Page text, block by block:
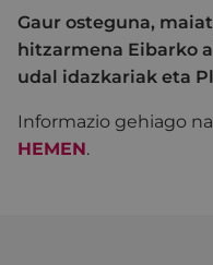
Gaur osteguna,
hitzarmena Eibarko
udal idazkariak eta
Informazio gehiago
HEMEN.